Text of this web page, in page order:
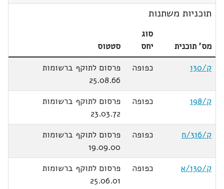
תוכניות משתנות
מס' תוכנית
סוג
יחס
סטטוס
ק/130
כפופה
פרסום לתוקף ברשומות
25.08.66
ק/198
כפופה
פרסום לתוקף ברשומות
23.03.72
ק/316/ח
כפופה
פרסום לתוקף ברשומות
19.09.00
ק/130/א
כפופה
פרסום לתוקף ברשומות
25.06.01